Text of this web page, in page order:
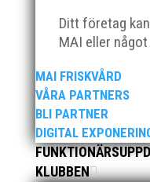
Ditt företag
MAI eller
MAI FRISKVÅRD
VÅRA PARTNERS
BLI PARTNER
DIGITAL
KLUBBEN
Som traditionen
från MAI RUNNERS
enkel, ett eller två
respektive 5,4
främsta i varje...